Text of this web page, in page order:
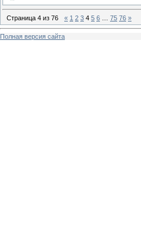
Страница 4 из 76 « 1 2 3 4 5 6 75 76 »
Полная версия сайта